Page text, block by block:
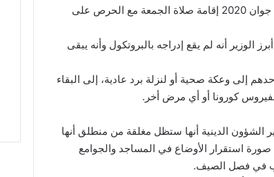
وأكد في هذا الإطار أنه سيقع انطلاقا من يوم الجمعة 05 جوان 2020 إقامة صلاة الجمعة مع الحرص على
الوزير أنه لم يقع إدراجه بالبروتكول وأنه يبقى
إلى وعكة صحية أو لنزلة برد عادية، إلى البقاء
كورونا أو أي مرض أخر.
الشؤون الدينية أنها ستظل مغلقة من منطلق أنها
استقرار الأوضاع في المساجد والجوامع
في فصل الصيف.